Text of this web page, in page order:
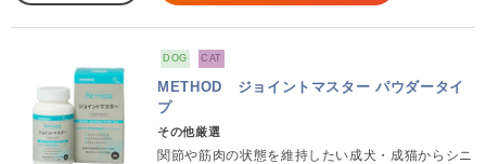
DOG CAT
METHOD ジョイントマスター パウダータイ
プ
その他厳選
関節や筋肉の状態を維持したい成犬・成猫からシニ